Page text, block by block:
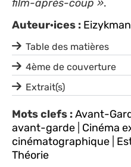
film-après-coup ».
Auteur·ices :
Table des matières
4ème de couverture
Extrait(s)
Mots clefs :Avant-
avant-garde Cinéma
cinématographique
Théorie